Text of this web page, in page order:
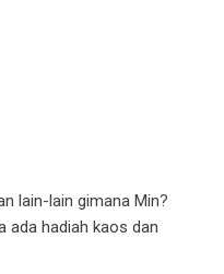
lain-lain gimana Min?
ada hadiah kaos dan